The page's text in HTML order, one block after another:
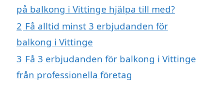
på balkong i Vittinge hjälpa till med?
2 Få alltid minst 3 erbjudanden för
balkong i Vittinge
3 Få 3 erbjudanden för balkong i Vittinge
från professionella företag